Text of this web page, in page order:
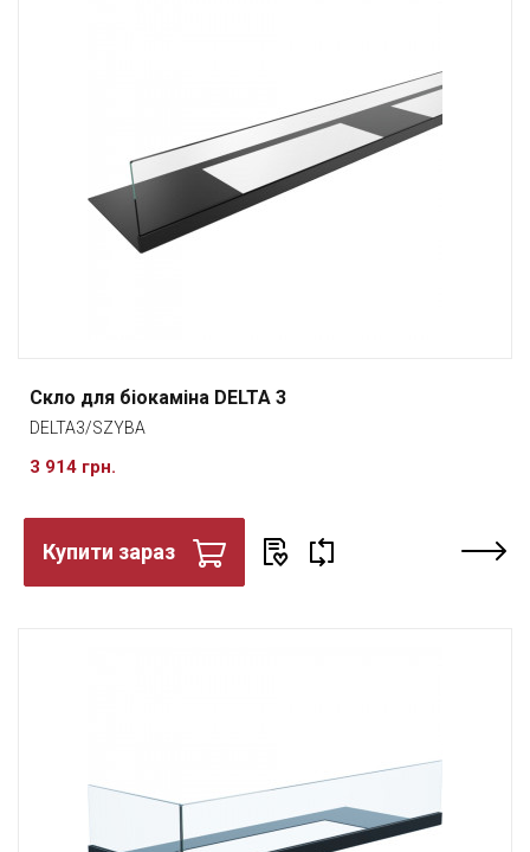
Скло для біокаміна DELTA 3
DELTA3/SZYBA
3 914 грн.
Купити зараз